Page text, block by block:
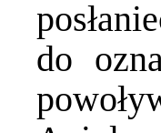
do